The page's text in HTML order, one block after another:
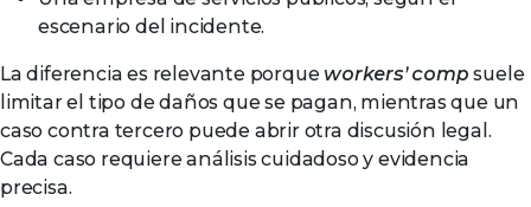
escenario del incidente.
La diferencia es relevante porque workers’ comp suele
limitar el tipo de daños que se pagan, mientras que un
caso contra tercero puede abrir otra discusión legal.
Cada caso requiere análisis cuidadoso y evidencia
precisa.